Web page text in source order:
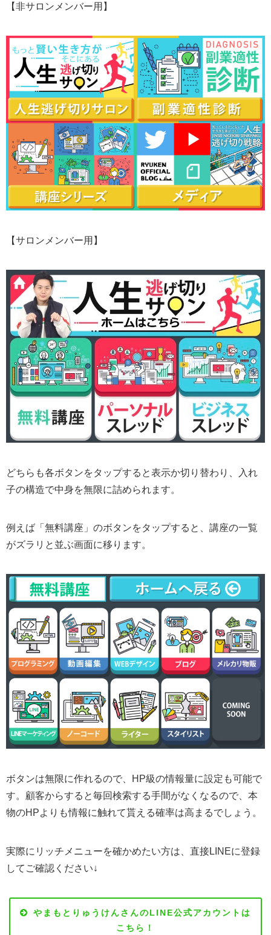
【非サロンメンバー用】
【サロンメンバー用】
どちらも各ボタンをタップすると表示か切り替わり、入れ
子の構造で中身を無限に詰められます。
例えば「無料講座」のボタンをタップすると、講座の一覧
がズラリと並ぶ画面に移ります。
ボタンは無限に作れるので、HP級の情報量に設定も可能で
す。顧客からすると毎回検索する手間がなくなるので、本
物のHPよりも情報に触れて貰える確率は高まるでしょう。
実際にリッチメニューを確かめたい方は、直接LINEに登録
してご確認ください↓
やまもとりゅうけんさんのLINE公式アカウントは
こちら！